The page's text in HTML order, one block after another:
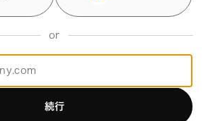
or
続行